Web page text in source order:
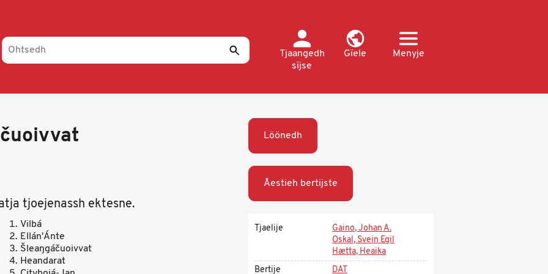
Tjaangedh
sïjse
Gïele Menyje
tjoejenassh ektesne.
Vilbá
Ellán'Ánte
Šleaŋgáčuoivvat
Heandarat
Löönedh
Åestieh bertijste
Tjaelije
Gaino, Johan A.
Oskal, Svein Egil
Hætta, Heaika
Bertije
DAT